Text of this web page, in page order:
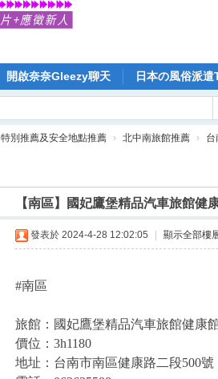
開啟奈奈Gleezy聊天 日本の風俗派
特別推薦及安全地點推薦 › 北中南旅館推薦 › 台
【南區】國妃鷹堡精品汽車旅館健
發表於 2024-4-28 12:02:05 顯示全部樓
#南區
旅館：國妃鷹堡精品汽車旅館健康
價位：3h1180
地址：台南市南區健康路二段500號